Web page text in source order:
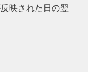
映された日の翌